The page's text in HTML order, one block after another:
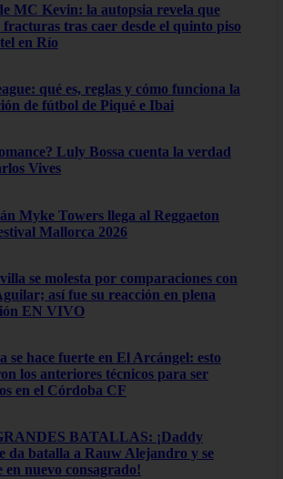
MC Kevin: la autopsia revela que
tras caer desde el quinto piso
en Río
qué es, reglas y cómo funciona la
de fútbol de Piqué e Ibai
Luly Bossa cuenta la verdad
Vives
Myke Towers llega al Reggaeton
Mallorca 2026
se molesta por comparaciones con
así fue su reacción en plena
EN VIVO
se hace fuerte en El Arcángel: esto
los anteriores técnicos para ser
en el Córdoba CF
BATALLAS: ¡Daddy
da batalla a Rauw Alejandro y se
en nuevo consagrado!